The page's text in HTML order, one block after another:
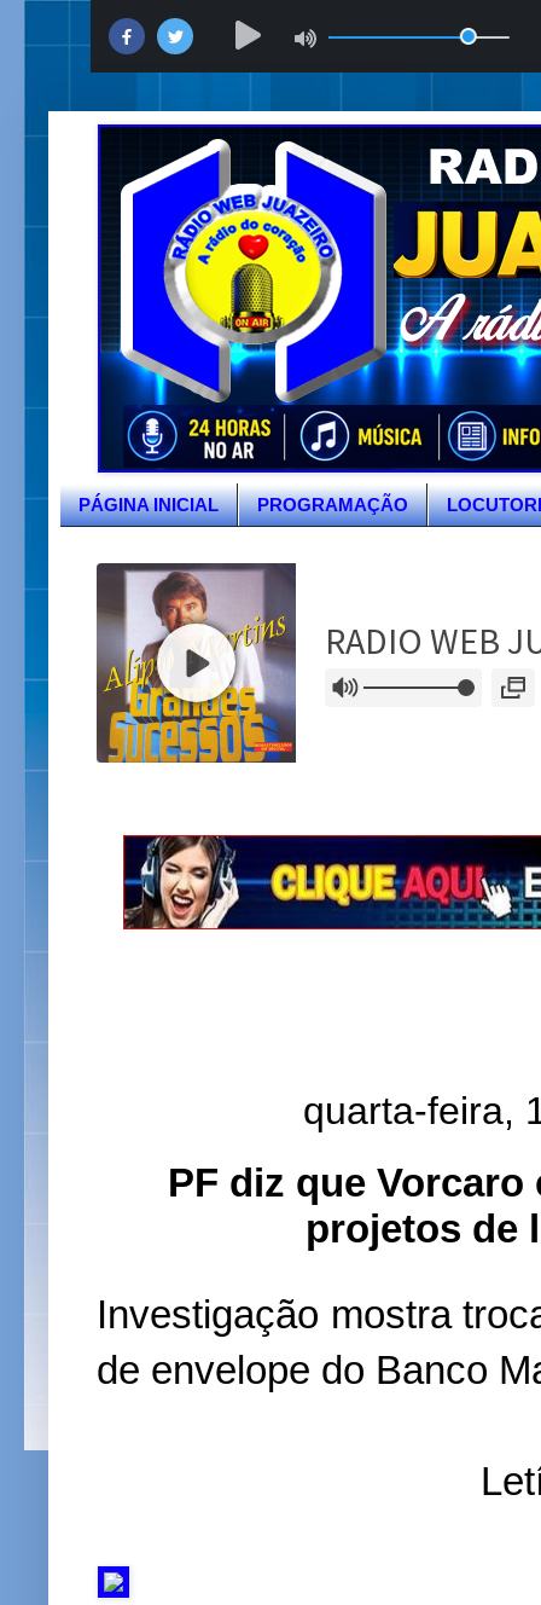
PÁGINA INICIAL PROGRAMAÇÃO
quarta-feira,
PF diz que
projetos de
Investigação mostra
de envelope do Banco